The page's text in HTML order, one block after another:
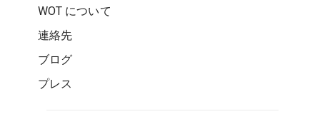
WOT について
連絡先
ブログ
プレス